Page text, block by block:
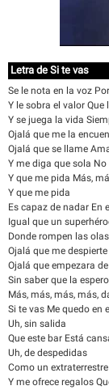
Letra de Si te vas
Se le nota en la voz
Y le sobra el valor
Y se juega la vida
Ojalá que me la
Ojalá que se llame
Y me diga que sola
Y que me pida Más,
Y que me pida
Es capaz de nadar En
Igual que un
Donde rompen las
Ojalá que me
Ojalá que empezara
Sin saber que la
Más, más, más, más,
Si te vas Me quedo en
Uh, sin salida
Que este bar Está
Uh, de despedidas
Como un
Y me ofrece regalos